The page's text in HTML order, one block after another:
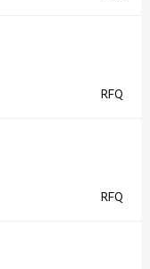
RFQ
RFQ